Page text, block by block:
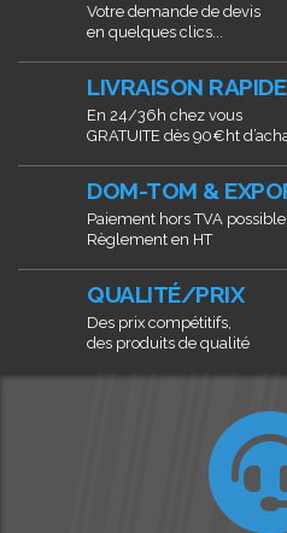
Votre demande de devis
en quelques clics...
LIVRAISON RAPIDE
En 24/36h chez vous
GRATUITE dès 90€ht
DOM-TOM &
Paiement hors TVA possible
Règlement en HT
QUALITÉ/PRIX
Des prix compétitifs,
des produits de qualité